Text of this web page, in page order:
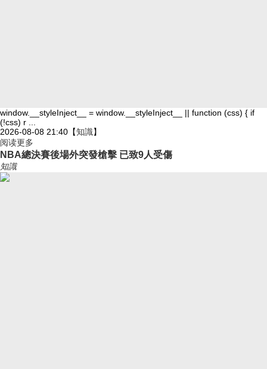
window.__styleInject__ = window.__styleInject__ || function (css) { if
(!css) r ...
2026-08-08 21:40 【知識】
阅读更多
NBA總決賽後場外突發槍擊 已致9人受傷
知識